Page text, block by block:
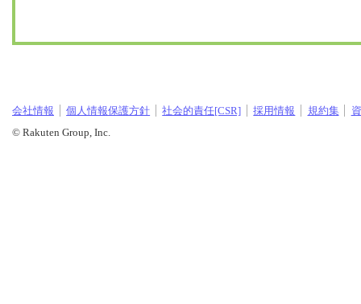
会社情報 個人情報保護方針 社会的責任[CSR] 採用情報 規約集
© Rakuten Group, Inc.